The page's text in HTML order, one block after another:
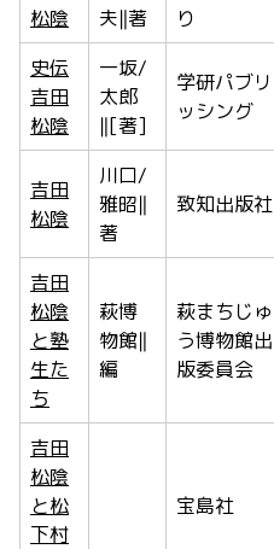
松陰
夫‖著
り
史伝
吉田
松陰
一坂/
太郎
‖[著]
学研パブリ
ッシング
吉田
松陰
川口/
雅昭‖
著
致知出版社
吉田
松陰
と塾
生た
ち
萩博
物館‖
編
萩まちじゅ
う博物館出
版委員会
吉田
松陰
と松
下村
宝島社